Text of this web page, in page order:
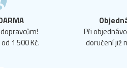
1 500 Kč.
Při
doručení již